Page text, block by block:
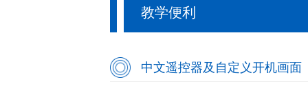
教学便利
中文遥控器及自定义开机画面